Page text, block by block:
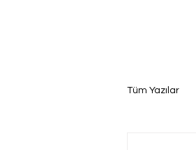
Tüm Yazılar